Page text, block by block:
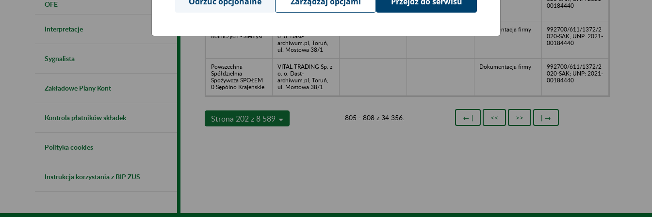
OFE
Interpretacje
Sygnalista
Zakładowe Plany Kont
Kontrola płatników składek
Polityka cookies
Instrukcja korzystania z BIP ZUS
archiwum.pl, Toruń,
ul. Mostowa 38/1
00184440
Rolniczych - Siemyśl
o. o. Dast-
archiwum.pl, Toruń,
ul. Mostowa 38/1
Dokumentacja firmy
992700/611/1372/2
020-SAK; UNP: 2021-
00184440
Powszechna
Spółdzielnia
Spożywcza SPOŁEM
0 Sępólno Krajeńskie
VITAL TRADING Sp. z
o. o. Dast-
archiwum.pl, Toruń,
ul. Mostowa 38/1
Dokumentacja firmy
992700/611/1372/2
020-SAK; UNP: 2021-
00184440
Strona 202 z 8 589 805 - 808 z 34 356. ← | << >> | →